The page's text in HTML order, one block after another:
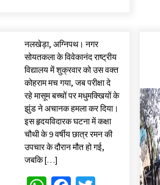
नलखेड़ा, अग्निपथ। नगर
सोयतकला के विवेकानंद राष्ट्रीय
विद्यालय में शुक्रवार को उस वक्त
कोहराम मच गया, जब परीक्षा दे
रहे मासूम बच्चों पर मधुमक्खियों के
झुंड ने अचानक हमला कर दिया।
इस हृदयविदारक घटना में कक्षा
चौथी के 9 वर्षीय छात्र रमन की
उपचार के दौरान मौत हो गई,
जबकि […]